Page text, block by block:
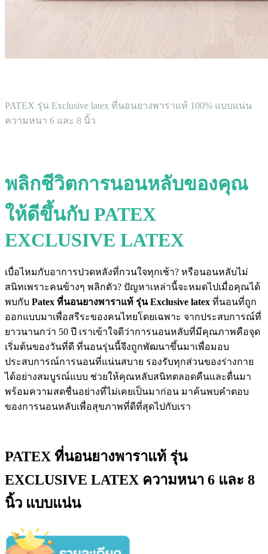
PATEX รุ่น Exclusive latex ที่นอนยางพาราแท้ 100% แบบแน่น
ความหนา 6 และ 8 นิ้ว
พลิกชีวิตการนอนหลับของคุณ
ให้ดีขึ้นกับ PATEX
EXCLUSIVE LATEX
เบื่อไหมกับอาการปวดหลังที่กวนใจทุกเช้า? หรือนอนหลับไม่
สนิทเพราะคนข้างๆ พลิกตัว? ปัญหาเหล่านี้จะหมดไปเมื่อคุณได้
พบกับ Patex ที่นอนยางพาราแท้ รุ่น Exclusive latex ที่นอนที่ถูก
ออกแบบมาเพื่อสรีระของคนไทยโดยเฉพาะ จากประสบการณ์ที่
ยาวนานกว่า 50 ปี เราเข้าใจดีว่าการนอนหลับที่มีคุณภาพคือจุด
เริ่มต้นของวันที่ดี ที่นอนรุ่นนี้จึงถูกพัฒนาขึ้นมาเพื่อมอบ
ประสบการณ์การนอนที่แน่นสบาย รองรับทุกส่วนของร่างกาย
ได้อย่างสมบูรณ์แบบ ช่วยให้คุณหลับสนิทตลอดคืนและตื่นมา
พร้อมความสดชื่นอย่างที่ไม่เคยเป็นมาก่อน มาค้นพบคำตอบ
ของการนอนหลับเพื่อสุขภาพที่ดีที่สุดไปกับเรา
PATEX ที่นอนยางพาราแท้ รุ่น
EXCLUSIVE LATEX ความหนา 6 และ 8
นิ้ว แบบแน่น